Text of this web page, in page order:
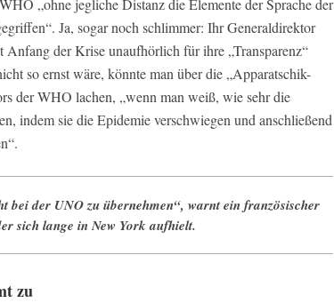
„ohne jegliche Distanz die Elemente der Sprache der
Ja, sogar noch schlimmer: Ihr Generaldirektor
Anfang der Krise unaufhörlich für ihre „Transparenz“
so ernst wäre, könnte man über die „Apparatschik-
der WHO lachen, „wenn man weiß, wie sehr die
indem sie die Epidemie verschwiegen und anschließend
bei der UNO zu übernehmen“, warnt ein französischer
sich lange in New York aufhielt.
zu